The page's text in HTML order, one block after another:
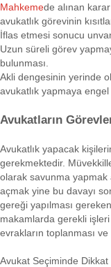
Mahkemede alınan
avukatlık görevinin
İflas etmesi sonucu
Uzun süreli görev
bulunması.
Akli dengesinin yerinde
avukatlık yapmaya engel
Avukatların
Avukatlık yapacak
gerekmektedir.
olarak savunma yapmak
açmak yine bu davayı
gereği yapılması
makamlarda gerekli
evrakların toplanması
Avukat Seçiminde